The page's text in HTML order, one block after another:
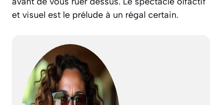
et visuel est le prélude à un régal certain.